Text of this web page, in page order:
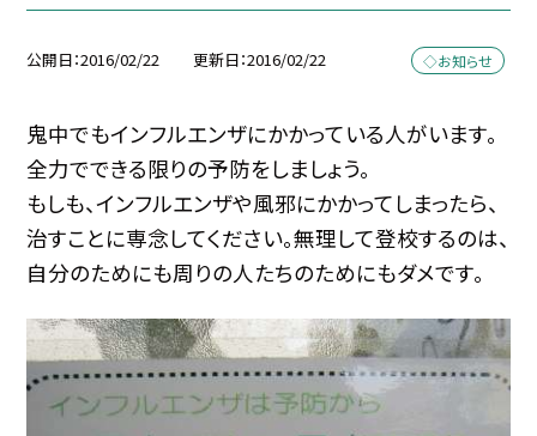
公開日 2016/02/22 更新日 2016/02/22 ◇お知らせ
鬼中でもインフルエンザにかかっている人がいます。
全力でできる限りの予防をしましょう。
もしも、インフルエンザや風邪にかかってしまったら、
治すことに専念してください。無理して登校するのは、
自分のためにも周りの人たちのためにもダメです。